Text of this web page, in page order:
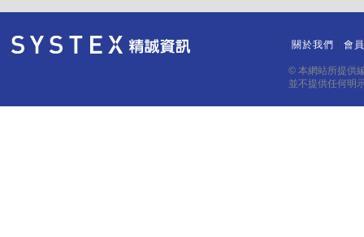
關於我們 會
© 本網站所提供
並不提供任何明